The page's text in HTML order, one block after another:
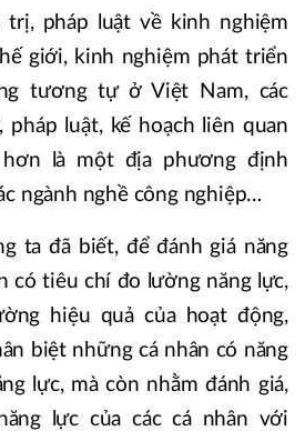
trị, pháp luật về kinh nghiệm
giới, kinh nghiệm phát triển
tương tự ở Việt Nam, các
luật, kế hoạch liên quan
là một địa phương định
ngành nghề công nghiệp…
ta đã biết, để đánh giá năng
có tiêu chí đo lường năng lực,
hiệu quả của hoạt động,
biệt những cá nhân có năng
lực, mà còn nhằm đánh giá,
lực của các cá nhân với